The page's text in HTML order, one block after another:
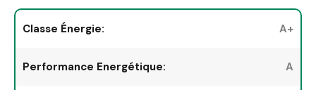
Classe Énergie: A+
Performance Energétique: A